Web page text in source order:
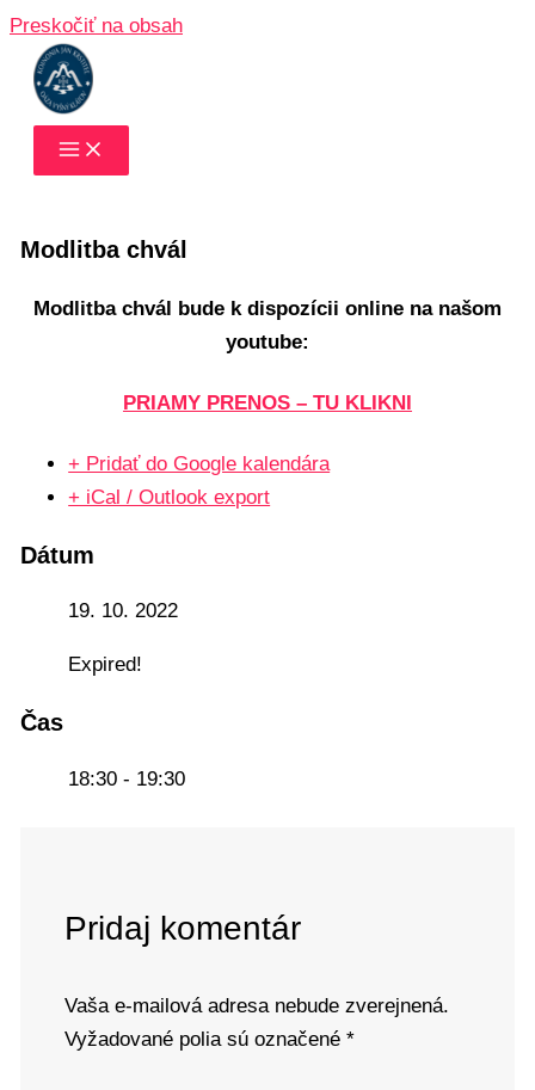
Preskočiť na obsah
Modlitba chvál
Modlitba chvál bude k dispozícii online na našom
youtube:
PRIAMY PRENOS – TU KLIKNI
+ Pridať do Google kalendára
+ iCal / Outlook export
Dátum
19. 10. 2022
Expired!
Čas
18:30 - 19:30
Pridaj komentár
Vaša e-mailová adresa nebude zverejnená.
Vyžadované polia sú označené *